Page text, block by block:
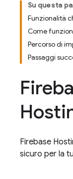
Su questa
Funzionalità
Come
Percorso di
Passaggi
Firebase
sicuro per la